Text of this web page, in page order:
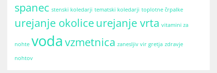
spanec stenski koledarji tematski koledarji toplotne črpalke
urejanje okoliceurejanje vrta vitamini za
nohte voda vzmetnica zanesljiv vir gretja zdravje
nohtov